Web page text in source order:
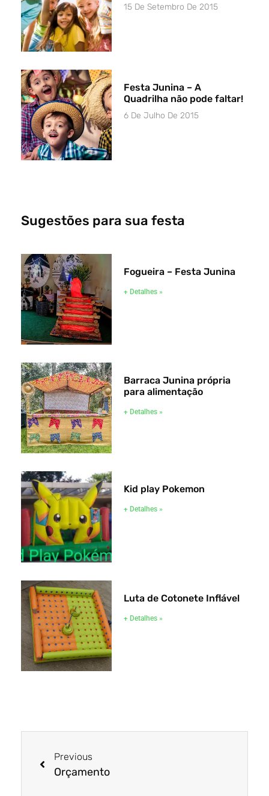
15 De Setembro De 2015
Festa Junina – A
Quadrilha não pode faltar!
6 De Julho De 2015
Sugestões para sua festa
Fogueira – Festa Junina
+ Detalhes »
Barraca Junina própria
para alimentação
+ Detalhes »
Kid play Pokemon
+ Detalhes »
Luta de Cotonete Inflável
+ Detalhes »
Previous
Orçamento